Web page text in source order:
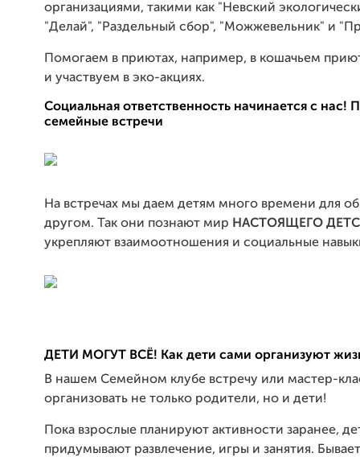
организациями, такими как "Невский
"Делай", "Раздельный сбор", "Можжевельник" и
Помогаем в приютах, например, в кошачьем
и участвуем в эко-акциях.
Социальная ответственность начинается с нас!
семейные встречи
На встречах мы даем детям много времени для
другом. Так они познают мир НАСТОЯЩЕГО
укрепляют взаимоотношения и социальные
ДЕТИ МОГУТ ВСЁ! Как дети сами организуют
В нашем Семейном клубе встречу или мастер-
организовать не только родители, но и дети!
Пока взрослые планируют активности заранее,
придумывают развлечение, игры и занятия.